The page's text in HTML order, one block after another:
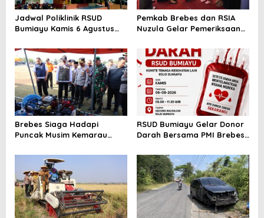
Jadwal Poliklinik RSUD
Bumiayu Kamis 6 Agustus
Dokter Sebelum Berkunjung
Pemkab Brebes dan RSIA
Nuzula Gelar Pemeriksaan
Perkuat Kesehatan Ibu dan
Bayi
Brebes Siaga Hadapi
Puncak Musim Kemarau
Kesiapsiagaan Bencana dan
Karhutla
RSUD Bumiayu Gelar Donor
Darah Bersama PMI Brebes
Indonesia